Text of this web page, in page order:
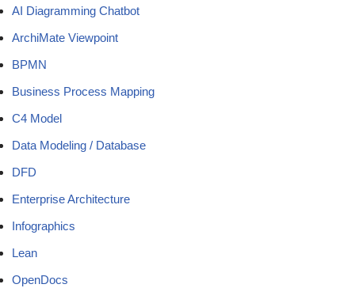
AI Diagramming Chatbot
ArchiMate Viewpoint
BPMN
Business Process Mapping
C4 Model
Data Modeling / Database
DFD
Enterprise Architecture
Infographics
Lean
OpenDocs